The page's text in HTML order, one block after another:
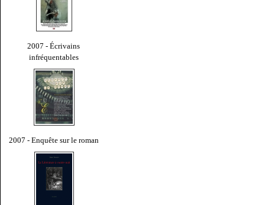
2007 - Écrivains
infréquentables
2007 - Enquête sur le roman